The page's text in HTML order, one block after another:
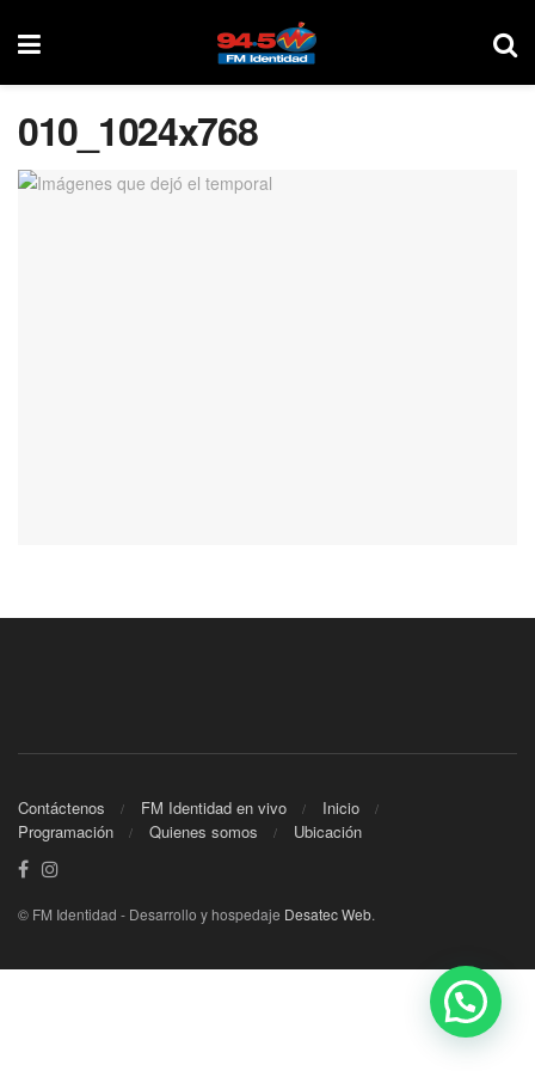
010_1024x768
Contáctenos FM Identidad en vivo
Inicio
Programación
Quienes somos Ubicación
© FM Identidad - Desarrollo y hospedaje Desatec Web.